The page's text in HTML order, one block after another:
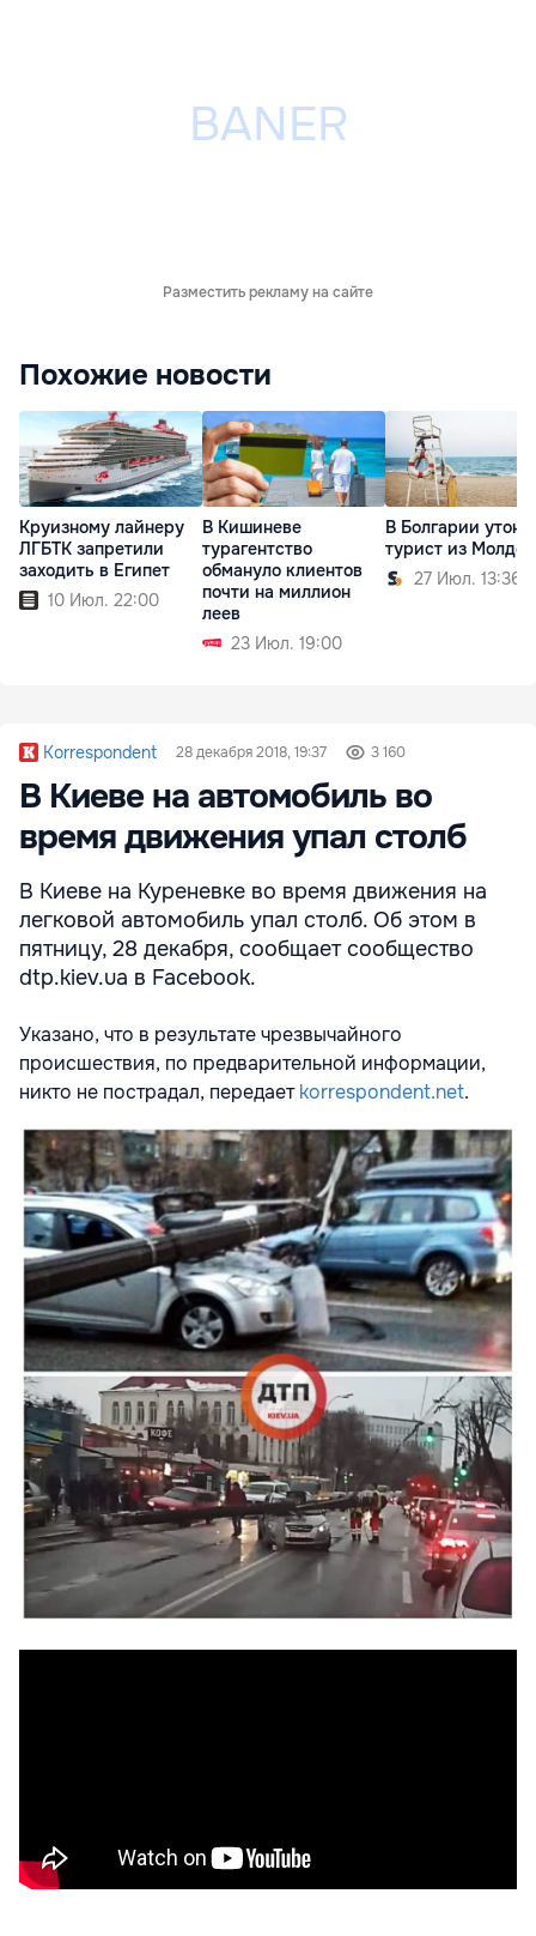
Разместить рекламу на сайте
Похожие новости
Круизному лайнеру
ЛГБТК запретили
заходить в Египет
10 Июл. 22:00
В Кишиневе
турагентство
обмануло клиентов
почти на миллион
леев
23 Июл. 19:00
В Болгарии
турист из
27 Июл. 13:36
Korrespondent 28 декабря 2018, 19:37 3 160
В Киеве на автомобиль во
время движения упал столб
В Киеве на Куреневке во время движения на
легковой автомобиль упал столб. Об этом в
пятницу, 28 декабря, сообщает сообщество
dtp.kiev.ua в Facebook.
Указано, что в результате чрезвычайного
происшествия, по предварительной информации,
никто не пострадал, передаетkorrespondent.net.